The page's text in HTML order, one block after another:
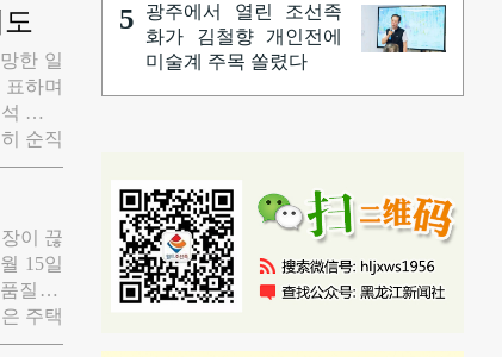
총 길
통 기
유률
한 일
하며
한국
순직
며 중
을 보
직업
사례라
다.
이 끊
15일
질 발
주택
구매를
5
광주에서 열린 조선족
화가 김철향 개인전에
미술계 주목 쏠렸다